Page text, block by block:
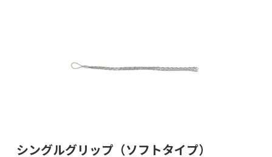
シングルグリップ（ソフトタイプ）